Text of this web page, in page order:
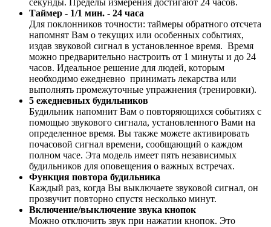
Таймер - 1/1 мин. - 24 часа
Для поклонников точности: таймеры обратного отсчета
напомнят Вам о текущих или особенных событиях,
издав звуковой сигнал в установленное время. Время
можно предварительно настроить от 1 минуты и до 24
часов. Идеальное решение для людей, которым
необходимо ежедневно принимать лекарства или
выполнять промежуточные упражнения (тренировки).
5 ежедневных будильников
Будильник напомнит Вам о повторяющихся событиях с
помощью звукового сигнала, установленного Вами на
определенное время. Вы также можете активировать
почасовой сигнал времени, сообщающий о каждом
полном часе. Эта модель имеет пять независимых
будильников для оповещения о важных встречах.
Функция повтора будильника
Каждый раз, когда Вы выключаете звуковой сигнал, он
прозвучит повторно спустя несколько минут.
Включение/выключение звука кнопок
Можно отключить звук при нажатии кнопок. Это